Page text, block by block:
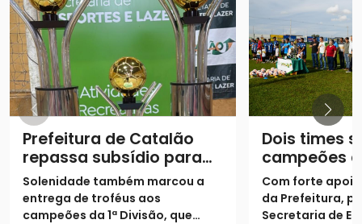
Prefeitura de Catalão
repassa subsídio para
equipes de futebol
amador
Solenidade também marcou a
entrega de troféus aos
campeões da 1ª Divisão, que
Dois times
campeões
1ª Divisão
Com forte
da Prefeitura,
Secretaria de